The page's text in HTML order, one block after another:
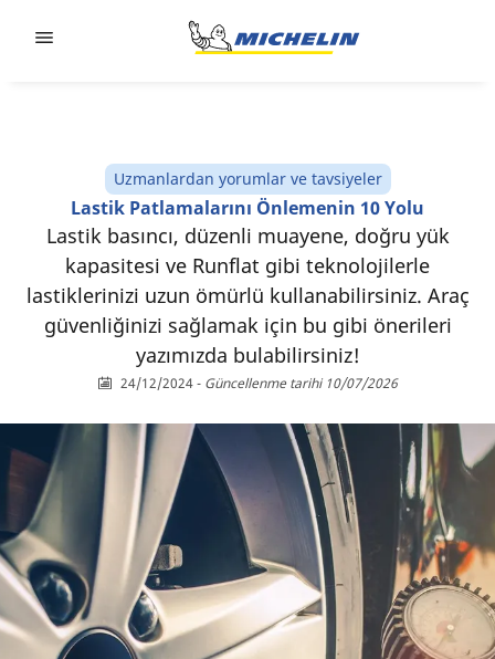
Uzmanlardan yorumlar ve tavsiyeler
Lastik Patlamalarını Önlemenin 10 Yolu
Lastik basıncı, düzenli muayene, doğru yük
kapasitesi ve Runflat gibi teknolojilerle
lastiklerinizi uzun ömürlü kullanabilirsiniz. Araç
güvenliğinizi sağlamak için bu gibi önerileri
yazımızda bulabilirsiniz!
24/12/2024- Güncellenme tarihi 10/07/2026